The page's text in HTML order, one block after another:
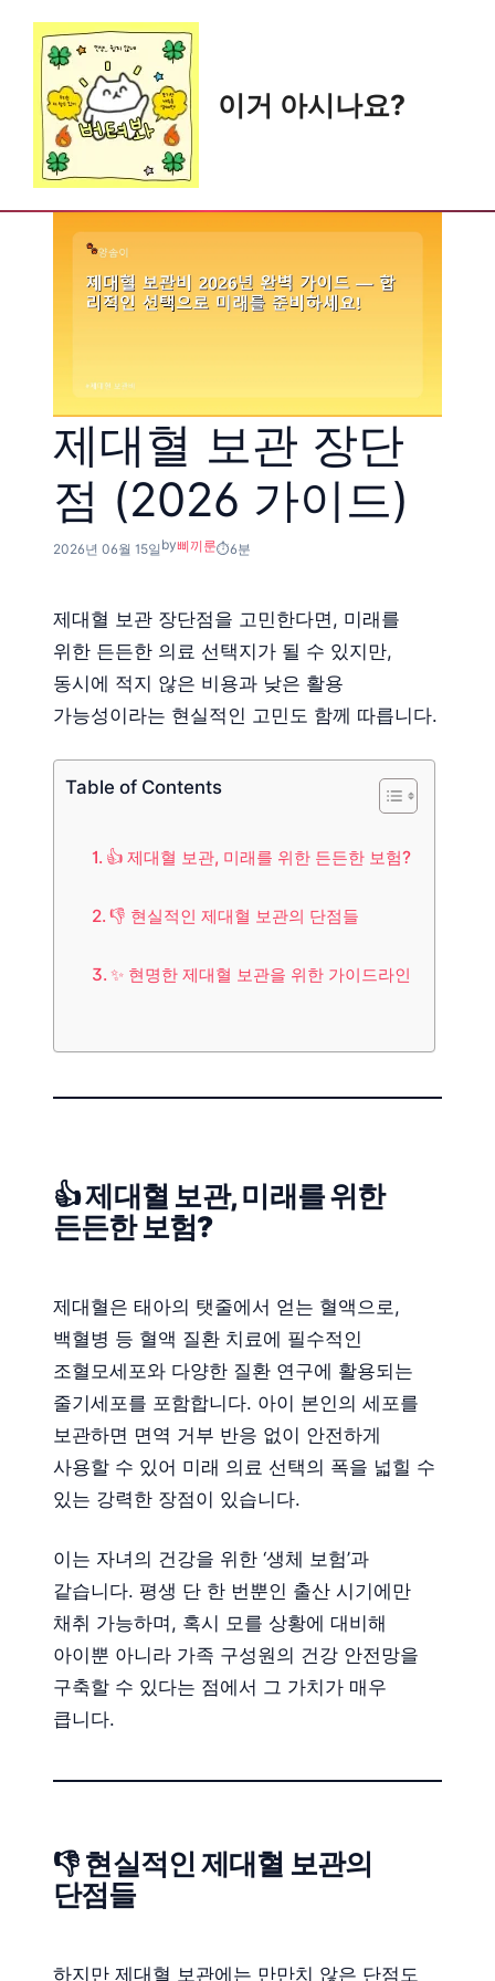
content
이거 아시나요?
제대혈 보관 장단
점 (2026 가이드)
2026년 06월 15일 by삐끼룬 6분
제대혈 보관 장단점을 고민한다면, 미래를
위한 든든한 의료 선택지가 될 수 있지만,
동시에 적지 않은 비용과 낮은 활용
가능성이라는 현실적인 고민도 함께 따릅니다.
Table of Contents
👍 제대혈 보관, 미래를 위한 든든한 보험?
👎 현실적인 제대혈 보관의 단점들
✨ 현명한 제대혈 보관을 위한 가이드라인
👍 제대혈 보관, 미래를 위한
든든한 보험?
제대혈은 태아의 탯줄에서 얻는 혈액으로,
백혈병 등 혈액 질환 치료에 필수적인
조혈모세포와 다양한 질환 연구에 활용되는
줄기세포를 포함합니다. 아이 본인의 세포를
보관하면 면역 거부 반응 없이 안전하게
사용할 수 있어 미래 의료 선택의 폭을 넓힐 수
있는 강력한 장점이 있습니다.
이는 자녀의 건강을 위한 ‘생체 보험’과
같습니다. 평생 단 한 번뿐인 출산 시기에만
채취 가능하며, 혹시 모를 상황에 대비해
아이뿐 아니라 가족 구성원의 건강 안전망을
구축할 수 있다는 점에서 그 가치가 매우
큽니다.
👎 현실적인 제대혈 보관의
단점들
하지만 제대혈 보관에는 만만치 않은 단점도